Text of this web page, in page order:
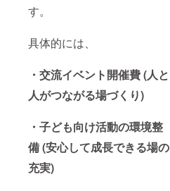
す。
具体的には、
・交流イベント開催費 (人と
人がつながる場づくり)
・子ども向け活動の環境整
備 (安心して成長できる場の
充実)